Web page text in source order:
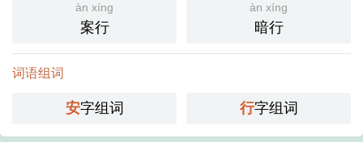
àn xíng
案行
àn xíng
暗行
词语组词
安字组词 行字组词